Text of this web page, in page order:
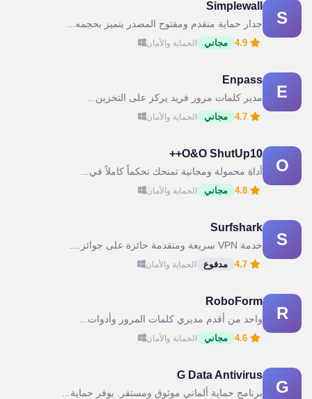
S
Simplewall
جدار حماية متقدم ومفتوح المصدر يتميز بحجمه...
مجاني الحماية والأمان
E
Enpass
مدير كلمات مرور فريد يركز على التخزين...
مجاني الحماية والأمان
O
O&O ShutUp10++
أداة محمولة ومجانية تمنحك تحكماً كاملاً في...
مجاني الحماية والأمان
S
Surfshark
خدمة VPN سريعة ومتقدمة حائزة على جوائز....
مدفوع الحماية والأمان
R
RoboForm
واحد من أقدم مديري كلمات المرور وأدوات...
مجاني الحماية والأمان
G
G Data Antivirus
برنامج حماية ألماني موثوق ومستقر. يوفر حماية...